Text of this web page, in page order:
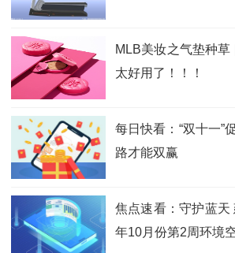
MLB美妆之气垫种
太好用了！！！
每日快看：“双十一”
路才能双赢
焦点速看：守护蓝天
年10月份第2周环境